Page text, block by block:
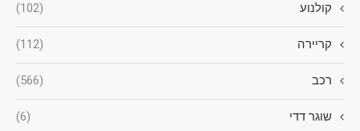
קולנוע (102)
קריירה (112)
רכב (566)
שוגר דדי (6)